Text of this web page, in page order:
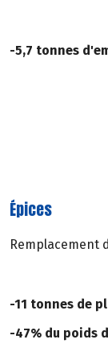
-5,7 tonnes
Épices
Remplacement
-11 tonnes de
-47% du poids